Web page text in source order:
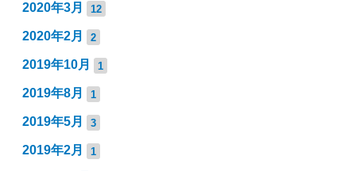
2020年3月 12
2020年2月 2
2019年10月 1
2019年8月 1
2019年5月 3
2019年2月 1